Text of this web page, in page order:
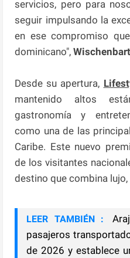
servicios, pero para
seguir impulsando la
en ese compromiso
dominicano",
Desde su apertura,
mantenido altos
gastronomía y
como una de las
Caribe. Este nuevo
de los visitantes
destino que combina
LEER TAMBIÉN :
pasajeros
de 2026 y establece